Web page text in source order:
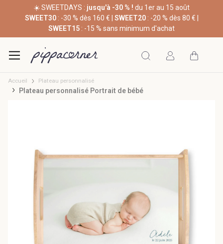
☀️ SWEETDAYS : jusqu'à -30 % ! du 1er au 15 août
SWEET30: -30 % dès 160 € | SWEET20: -20 % dès 80 € |
SWEET15 : -15 % sans minimum d'achat
Accueil Plateau personnalisé
Plateau personnalisé Portrait de bébé